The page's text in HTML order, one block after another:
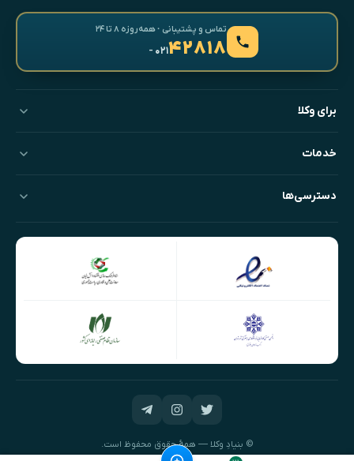
تماس و پشتیبانی · همه‌روزه ۸ تا ۲۴
۴۲۸۱۸- ۰۲۱
برای وکلا
خدمات
دسترسی‌ها
© بنیادِ وکلا — همهٔ حقوق محفوظ است.